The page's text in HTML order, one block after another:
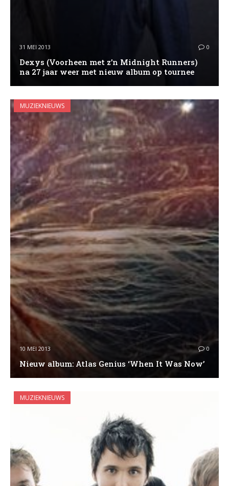
31 MEI 2013 0
Dexys (Voorheen met z’n Midnight Runners)
na 27 jaar weer met nieuw album op tournee
MUZIEKNIEUWS
10 MEI 2013 0
Nieuw album: Atlas Genius ‘When It Was Now’
MUZIEKNIEUWS